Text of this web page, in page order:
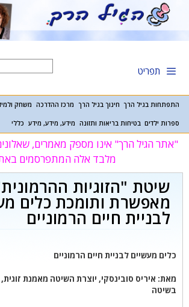
לתוכן
תפריט
התפתחות בגיל הרך חינוך בגיל הרך מרכז ההדרכה משחק
ספרות ילדים בטיחות בריאות ותזונה מידע, מידע, מידע כללי
"אתר הגיל הרך" אינו מספק מאמרים,
מלבד אלה המתפרסמים
שיטת "הזוגיות
מאפשרת ותומכת כלים
לבניית חיים הרמוניים
כלים מעשיים לבניית חיים הרמוניים
מאת: איריס סובינסקי, יוצרת השיטה מאמנת
בשיטה